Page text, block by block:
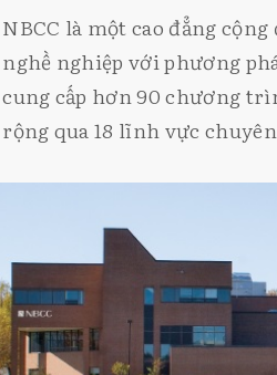
NBCC là một cao đẳng
nghề nghiệp với phương
cung cấp hơn 90 chương
rộng qua 18 lĩnh vực